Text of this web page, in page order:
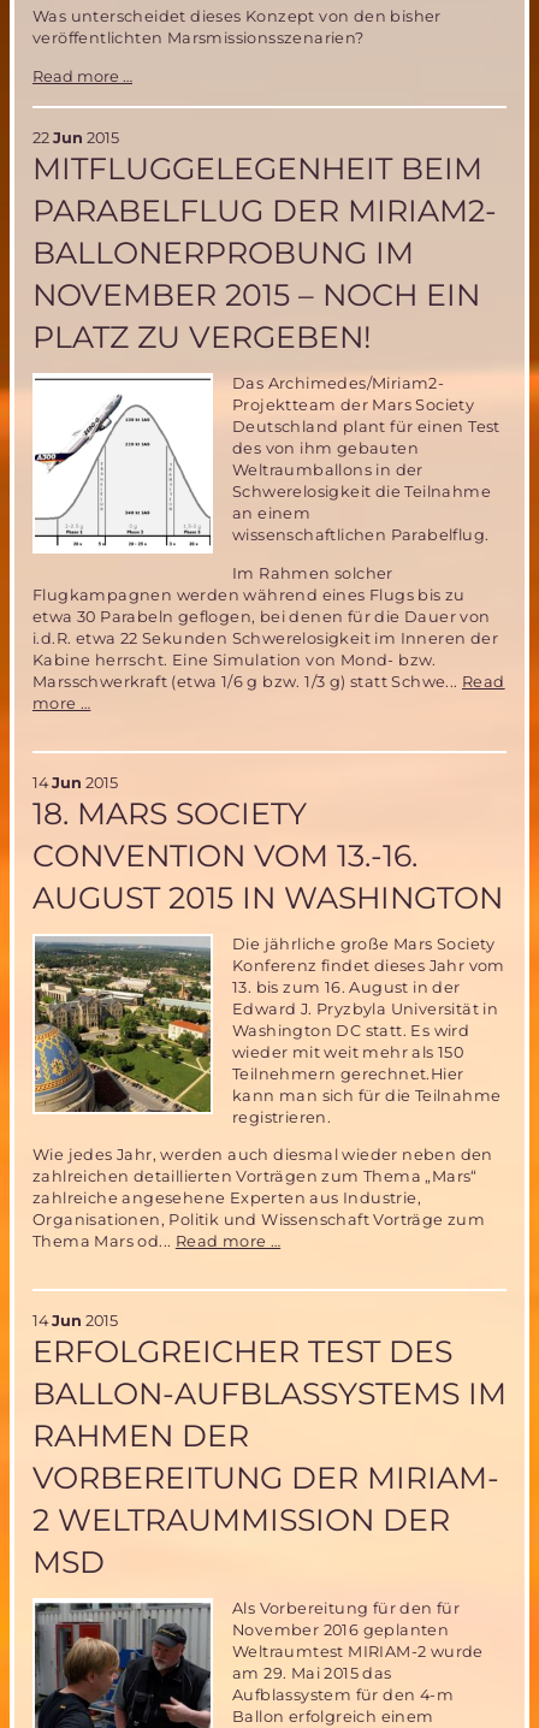
Was unterscheidet dieses Konzept von den bisher
veröffentlichten Marsmissionsszenarien?
Read more …
statt
32
Monaten-
das
„Paternoster“
Missionsszenario
22 Jun 2015
MITFLUGGELEGENHEIT BEIM
PARABELFLUG DER MIRIAM2-
BALLONERPROBUNG IM
NOVEMBER 2015 – NOCH EIN
PLATZ ZU VERGEBEN!
Das Archimedes/Miriam2-
Projektteam der Mars Society
Deutschland plant für einen Test
des von ihm gebauten
Weltraumballons in der
Schwerelosigkeit die Teilnahme
an einem
wissenschaftlichen Parabelflug.
Im Rahmen solcher
Flugkampagnen werden während eines Flugs bis zu
etwa 30 Parabeln geflogen, bei denen für die Dauer von
i.d.R. etwa 22 Sekunden Schwerelosigkeit im Inneren der
Kabine herrscht. Eine Simulation von Mond- bzw.
Marsschwerkraft (etwa 1/6 g bzw. 1/3 g) statt Schwe... Read
more …
Miriam2-
Ballonerprobung
November
–
ein
Platz
zu
vergeben!
14 Jun 2015
18. MARS SOCIETY
CONVENTION VOM 13.-16.
AUGUST 2015 IN WASHINGTON
Die jährliche große Mars Society
Konferenz findet dieses Jahr vom
13. bis zum 16. August in der
Edward J. Pryzbyla Universität in
Washington DC statt. Es wird
wieder mit weit mehr als 150
Teilnehmern gerechnet.Hier
kann man sich für die Teilnahme
registrieren.
Wie jedes Jahr, werden auch diesmal wieder neben den
zahlreichen detaillierten Vorträgen zum Thema „Mars“
zahlreiche angesehene Experten aus Industrie,
Organisationen, Politik und Wissenschaft Vorträge zum
Thema Mars od... Read more …
13.-16.
2015
14 Jun 2015
ERFOLGREICHER TEST DES
BALLON-AUFBLASSYSTEMS IM
RAHMEN DER
VORBEREITUNG DER MIRIAM-
2 WELTRAUMMISSION DER
MSD
Als Vorbereitung für den für
November 2016 geplanten
Weltraumtest MIRIAM-2 wurde
am 29. Mai 2015 das
Aufblassystem für den 4-m
Ballon erfolgreich einem